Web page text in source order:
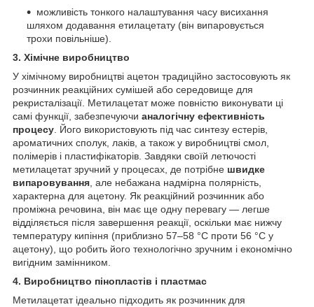
можливість тонкого налаштування часу висихання
шляхом додавання етилацетату (він випаровується
трохи повільніше).
3. Хімічне виробництво
У хімічному виробництві ацетон традиційно застосовують як
розчинник реакційних сумішей або середовище для
рекристалізації. Метилацетат може повністю виконувати ці
самі функції, забезпечуючи аналогічну ефективність
процесу . Його використовують під час синтезу естерів,
ароматичних сполук, лаків, а також у виробництві смол,
полімерів і пластифікаторів. Завдяки своїй летючості
метилацетат зручний у процесах, де потрібне швидке
випаровування , але небажана надмірна полярність,
характерна для ацетону. Як реакційний розчинник або
проміжна речовина, він має ще одну перевагу — легше
відділяється після завершення реакції, оскільки має нижчу
температуру кипіння (приблизно 57–58 °C проти 56 °C у
ацетону), що робить його технологічно зручним і економічно
вигідним замінником.
4. Виробництво пінопластів і пластмас
Метилацетат ідеально підходить як розчинник для